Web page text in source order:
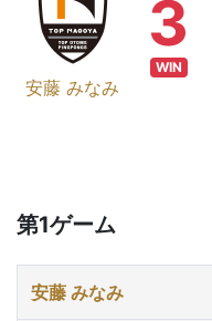
安藤 みなみ
3
WIN
第1ゲーム
安藤 みなみ